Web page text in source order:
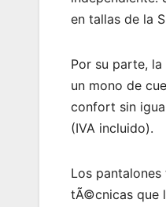
en tallas de la
Por su parte,
un mono de
confort sin
(IVA incluido).
Los
tÃ©cnicas que